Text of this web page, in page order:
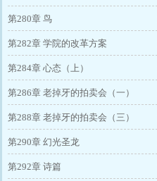
第280章 鸟
第282章 学院的改革方案
第284章 心态（上）
第286章 老掉牙的拍卖会（一）
第288章 老掉牙的拍卖会（三）
第290章 幻光圣龙
第292章 诗篇